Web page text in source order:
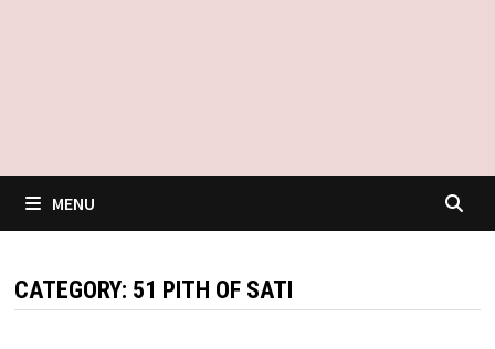
MENU
CATEGORY: 51 PITH OF SATI